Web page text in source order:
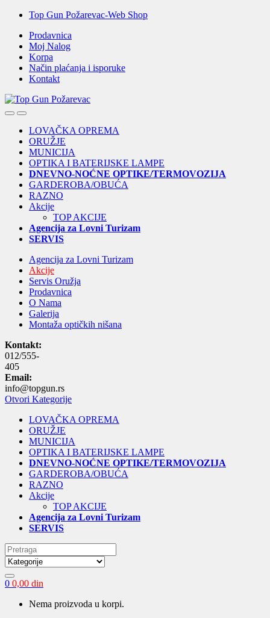
Skip
navigation
Skip
content
Top Gun Požarevac-Web Shop
Prodavnica
Moj Nalog
Korpa
Način plaćanja i isporuke
Kontakt
OpenClose
LOVAČKA OPREMA
ORUŽJE
MUNICIJA
OPTIKA I BATERIJSKE LAMPE
DNEVNO-NOĆNE OPTIKE/TERMOVOZIJA
GARDEROBA/OBUĆA
RAZNO
Akcije
TOP AKCIJE
Agencija za Lovni Turizam
SERVIS
Agencija za Lovni Turizam
Akcije
Servis Oružja
Prodavnica
O Nama
Galerija
Montaža optičkih nišana
Kontakt:
012/555-
405
Email:
info@topgun.rs
Otvori Kategorije
LOVAČKA OPREMA
ORUŽJE
MUNICIJA
OPTIKA I BATERIJSKE LAMPE
DNEVNO-NOĆNE OPTIKE/TERMOVOZIJA
GARDEROBA/OBUĆA
RAZNO
Akcije
TOP AKCIJE
Agencija za Lovni Turizam
SERVIS
Search
for:
0 0,00 din
Nema proizvoda u korpi.